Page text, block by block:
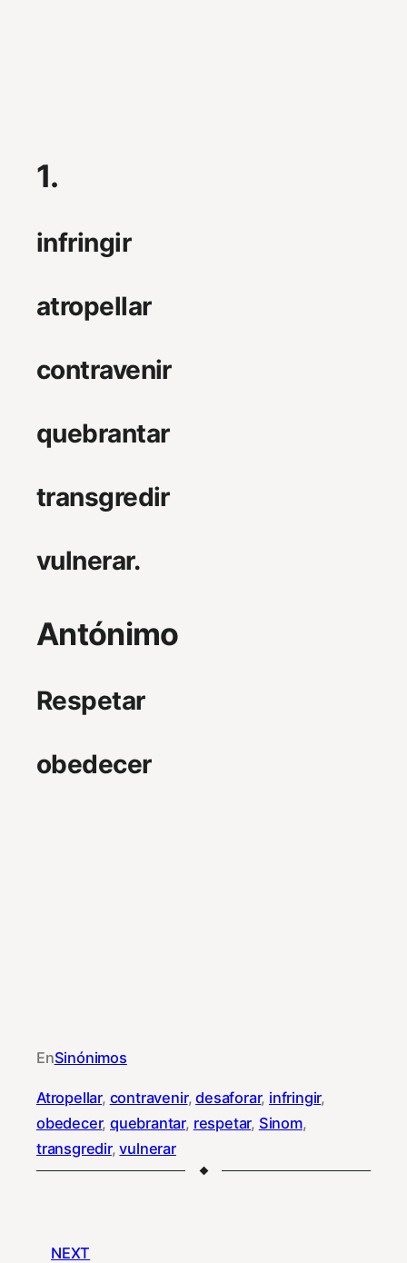
1.
infringir
atropellar
contravenir
quebrantar
transgredir
vulnerar.
Antónimo
Respetar
obedecer
EnSinónimos
Atropellar, contravenir, desaforar, infringir
obedecer, quebrantar, respetar, Sinom
transgredir, vulnerar
NEXT